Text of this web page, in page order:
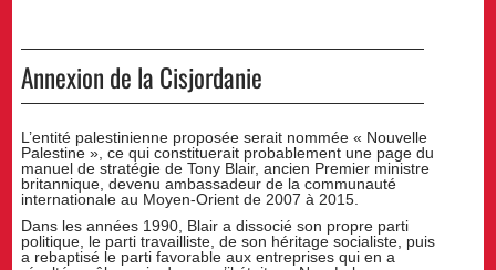
Annexion de la Cisjordanie
L’entité palestinienne proposée serait nommée « Nouvelle
Palestine », ce qui constituerait probablement une page du
manuel de stratégie de Tony Blair, ancien Premier ministre
britannique, devenu ambassadeur de la communauté
internationale au Moyen-Orient de 2007 à 2015.
Dans les années 1990, Blair a dissocié son propre parti
politique, le parti travailliste, de son héritage socialiste, puis
a rebaptisé le parti favorable aux entreprises qui en a